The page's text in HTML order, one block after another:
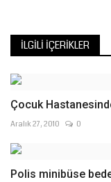
İLGILI İÇERIKLER
Çocuk
Aralık 27, 2010 0
Polis minibüse